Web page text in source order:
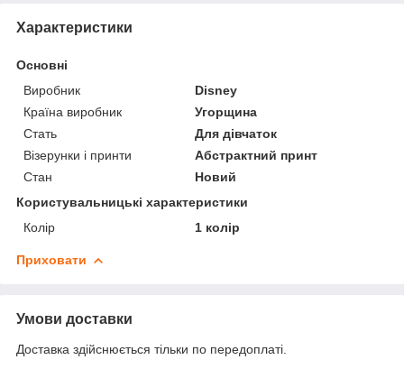
Характеристики
Основні
Виробник
Disney
Країна виробник
Угорщина
Стать
Для дівчаток
Візерунки і принти
Абстрактний принт
Стан
Новий
Користувальницькі характеристики
Колір
1 колір
Приховати
Умови доставки
Доставка здійснюється тільки по передоплаті.